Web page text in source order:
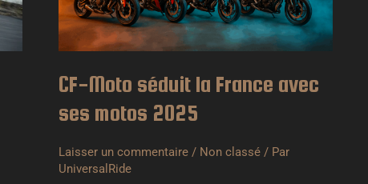
CF-Moto séduit la France avec
ses motos 2025
Laisser un commentaire / Non classé / Par
UniversalRide
ses
motos
2025